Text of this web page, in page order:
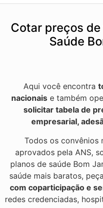
Cotar preços
Saúde
Aqui você encontra
nacionais e também
solicitar tabela de
empresarial,
Todos os convênios
aprovados pela ANS,
planos de saúde Bom
saúde mais baratos,
com coparticipação e
redes credenciadas,